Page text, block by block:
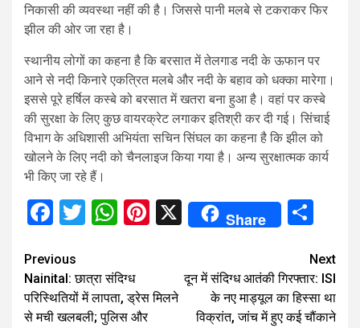
निकासी की व्यवस्था नहीं की है। जिससे पानी मलबे से टकराकर फिर
झील की ओर जा रहा है।
स्थानीय लोगों का कहना है कि बरसात में तेलगाड नदी के ऊफान पर
आने से नदी किनारे एकत्रित मलबे और नदी के बहाव को धक्का मारेगा।
इससे पूरे हर्षिल कस्बे को बरसात में खतरा बना हुआ है। वहां पर कस्बे
की सुरक्षा के लिए कुछ वायरक्रेट लगाकर इतिश्री कर दी गई। सिंचाई
विभाग के अधिशासी अभियंता सचिन सिंघल का कहना है कि झील को
खोलने के लिए नदी को चैनलाइज किया गया है। अन्य सुरक्षात्मक कार्य
भी किए जा रहे हैं।
Facebook
Twitter
WhatsApp
Pinterest
X Share
Continue
Reading
Previous
Nainital: छात्रा संदिग्ध
परिस्थितियों में लापता, ड्रेस मिलने
से मची खलबली; पुलिस और
Next
दून में संदिग्ध आतंकी गिरफ्तार: ISI
के नए माड्यूल का हिस्सा था
विक्रांत, जांच में हुए कई चौंकाने